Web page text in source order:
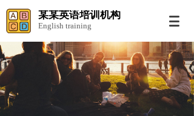
某某英语培训机构
English training